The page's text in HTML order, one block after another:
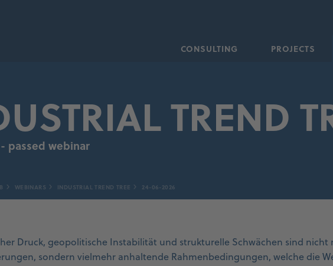
CONSULTING PROJECTS
TREND
- passed webinar
WEBINARS INDUSTRIAL TREND TREE 24-06-2026
Druck, geopolitische Instabilität und strukturelle Schwächen sind
sondern vielmehr anhaltende Rahmenbedingungen, welche die